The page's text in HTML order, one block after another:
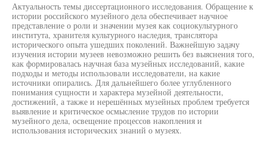
Актуальность темы диссертационного исследования. Обращение к
истории российского музейного дела обеспечивает научное
представление о роли и значении музея как социокультурного
института, хранителя культурного наследия, транслятора
исторического опыта ушедших поколений. Важнейшую задачу
изучения истории музеев невозможно решить без выяснения того,
как формировалась научная база музейных исследований, какие
подходы и методы использовали исследователи, на какие
источники опирались. Для дальнейшего более углубленного
понимания сущности и характера музейной деятельности,
достижений, а также и нерешённых музейных проблем требуется
выявление и критическое осмысление трудов по истории
музейного дела, освещение процессов накопления и
использования исторических знаний о музеях.